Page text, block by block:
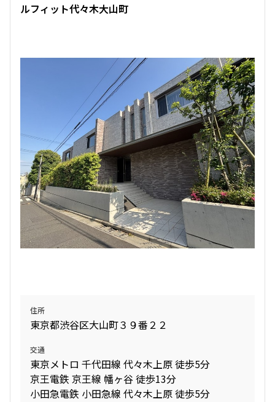
ルフィット代々木大山町
住所
東京都渋谷区大山町３９番２２
交通
東京メトロ 千代田線 代々木上原 徒歩5分
京王電鉄 京王線 幡ヶ谷 徒歩13分
小田急電鉄 小田急線 代々木上原 徒歩5分